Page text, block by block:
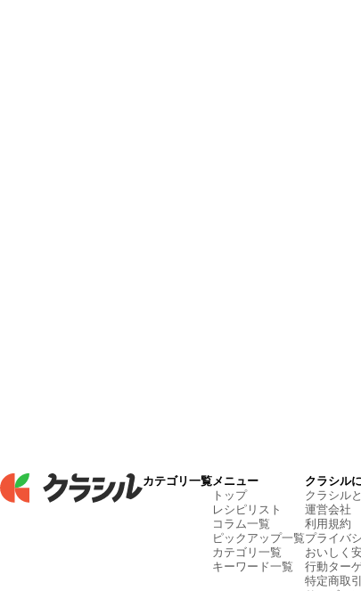
カテゴリ一覧メニュー
トップ
レシピリスト
コラム一覧
ピックアップ一覧
カテゴリ一覧
キーワード一覧
クラシル
クラシル
運営会社
利用規約
プライバ
おいしく
行動ター
特定商取